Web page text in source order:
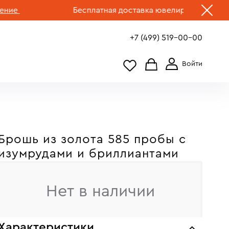
Бесплатная доставка ювелирных изделий по
+7 (499) 519-00-00
Брошь из золота 585 пробы с
и бриллиантами
Нет в наличии